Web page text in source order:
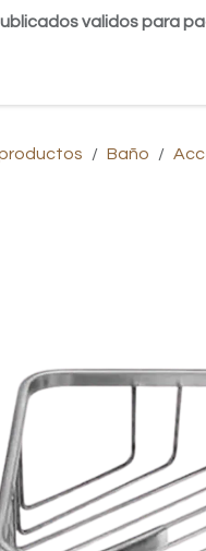
validos para
Baño